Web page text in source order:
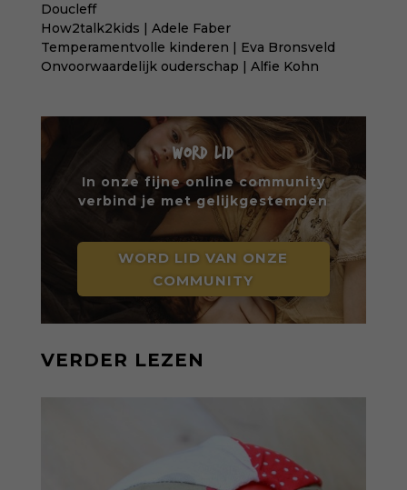
Doucleff
How2talk2kids | Adele Faber
Temperamentvolle kinderen | Eva Bronsveld
Onvoorwaardelijk ouderschap | Alfie Kohn
WORD LID
In onze fijne online community
verbind je met gelijkgestemden
WORD LID VAN ONZE
COMMUNITY
VERDER LEZEN